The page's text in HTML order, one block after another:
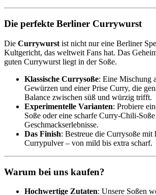
Die perfekte Berliner Currywurst
Die Currywurst ist nicht nur eine Berliner
Kultgericht, das weltweit Fans hat. Das
guten Currywurst liegt in der Soße.
Klassische Currysoße: Eine Mischung
Gewürzen und einer Prise Curry, die
Balance zwischen süß und würzig trifft.
Experimentelle Varianten: Probiere
Soße oder eine scharfe Curry-Chili-
Geschmackserlebnisse.
Das Finish: Bestreue die Currysoße mit
Currypulver – von mild bis extra scharf.
Warum bei uns kaufen?
Hochwertige Zutaten: Unsere Soßen